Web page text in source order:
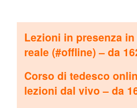
Lezioni in presenza
reale (#offline) – da
Corso di tedesco
lezioni dal vivo – da